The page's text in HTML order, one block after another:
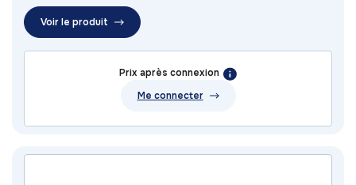
Voir le produit
Prix après connexion
Me connecter